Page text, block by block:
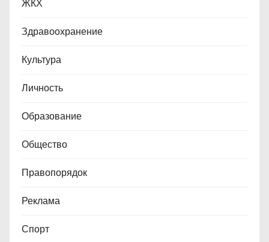
ЖКХ
Здравоохранение
Культура
Личность
Образование
Общество
Правопорядок
Реклама
Спорт